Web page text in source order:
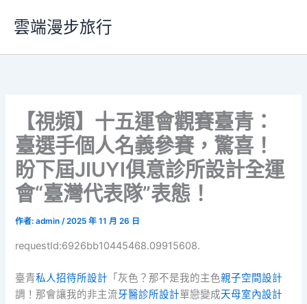
要
雲端漫步旅行
【視頻】十五運會觀賽臺青：
臺選手個人名義參賽，驚喜！
盼下屆JIUYI俱意診所設計全運
會“臺灣代表隊”表態！
作者:admin/2025 年 11 月 26 日
requestId:6926bb10445468.09915608.
臺青私人招待所設計 「灰色？那不是我的主色親子空間設計
調！那會讓我的非主流牙醫診所設計單戀變成天母室內設計